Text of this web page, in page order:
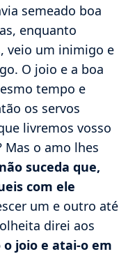
semeado boa
enquanto
veio um inimigo e
O joio e a boa
tempo e
os servos
livremos vosso
Mas o amo lhes
suceda que,
com ele
um e outro até
direi aos
joio e atai-o em